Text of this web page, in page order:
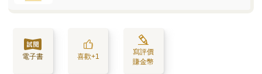
電子書 喜歡+1
寫評價
賺金幣